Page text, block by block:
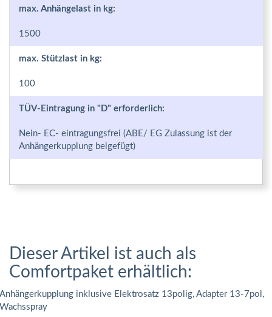
max. Anhängelast in kg:
1500
max. Stützlast in kg:
100
TÜV-Eintragung in "D" erforderlich:
Nein- EC- eintragungsfrei (ABE/ EG Zulassung ist der
Anhängerkupplung beigefügt)
Dieser Artikel ist auch als
Comfortpaket erhältlich:
Anhängerkupplung inklusive Elektrosatz 13polig, Adapter 13-7pol,
Wachsspray